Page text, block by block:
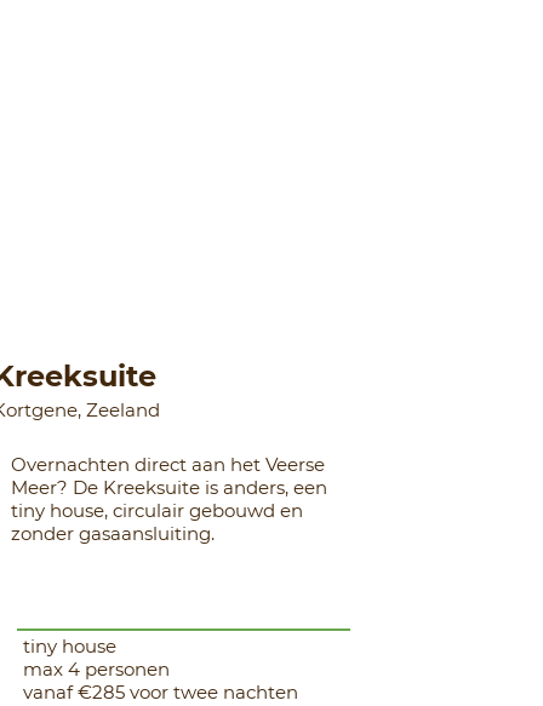
vanaf €285 voor twee nachten
max 4 personen
tiny house
Zeeland
Overnachten direct aan het Veerse
Meer? De Kreeksuite is anders, een
tiny house, circulair gebouwd en
zonder gasaansluiting.